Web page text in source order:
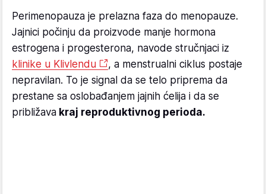
Perimenopauza je prelazna faza do menopauze.
Jajnici počinju da proizvode manje hormona
estrogena i progesterona, navode stručnjaci iz
klinike u Klivlendu
, a menstrualni ciklus postaje
nepravilan. To je signal da se telo priprema da
prestane sa oslobađanjem jajnih ćelija i da se
približava kraj reproduktivnog perioda.